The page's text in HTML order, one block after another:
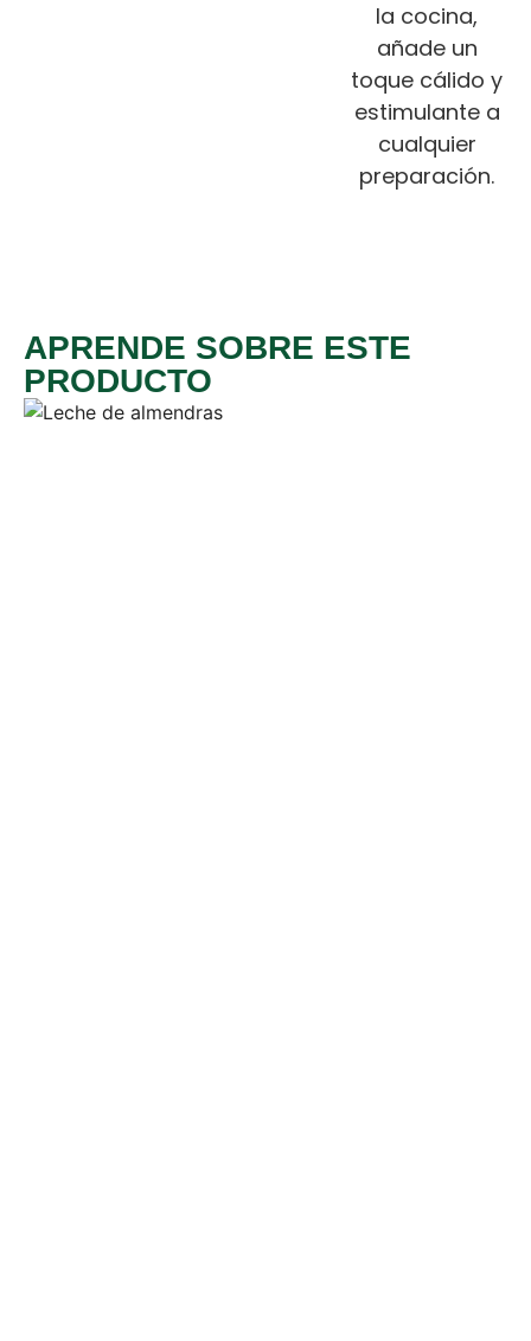
la cocina,
añade un
toque cálido y
estimulante a
cualquier
preparación.
APRENDE SOBRE ESTE
PRODUCTO